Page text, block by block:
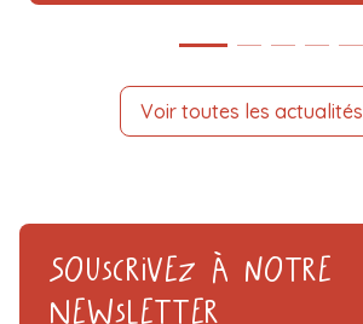
Voir toutes les actualités
Souscrivez à notre
Newsletter